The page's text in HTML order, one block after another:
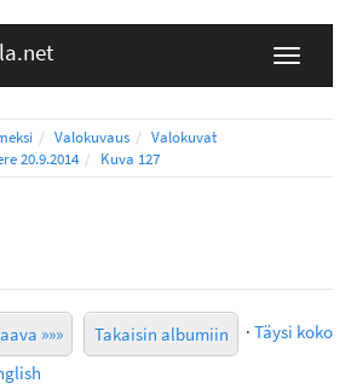
Valokuvaus
Valokuvat
20.9.2014
Kuva 127
»»» Takaisin albumiin · Täysi koko